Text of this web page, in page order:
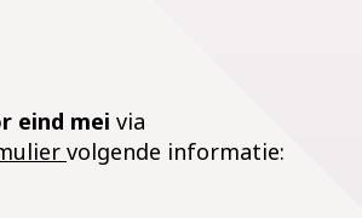
eind mei via
volgende informatie: